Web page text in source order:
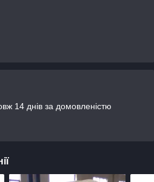
14 днів за домовленістю